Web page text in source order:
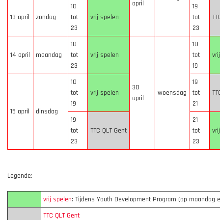
april
13 april zondag
10
tot
23
vrij spelen
19
tot
23
14 april maandag
10
tot
23
vrij spelen
30
april
woensdag
10
tot
19
15 april dinsdag
10
tot
19
vrij spelen
19
tot
21
19
tot
23
TTC QLT Gent
21
tot
23
Legende:
vrij spelen: Tijdens Youth Development Program (op maandag
TTC QLT Gent